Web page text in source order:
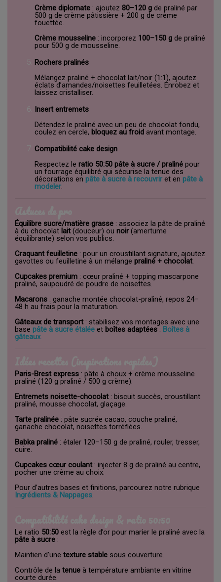
Crème diplomate : ajoutez 80–120 g de praliné par
500 g de crème pâtissière + 200 g de crème
fouettée.
Crème mousseline : incorporez 100–150 g de praliné
pour 500 g de mousseline.
Rochers pralinés
Mélangez praliné + chocolat lait/noir (1:1), ajoutez
éclats d’amandes/noisettes feuilletées. Enrobez et
laissez cristalliser.
Insert entremets
Détendez le praliné avec un peu de chocolat fondu,
coulez en cercle, bloquez au froid avant montage.
Compatibilité cake design
Respectez le ratio 50:50 pâte à sucre / praliné pour
un fourrage équilibré qui sécurise la tenue des
décorations en pâte à sucre à recouvrir et en pâte à
modeler
Équilibre sucre/matière grasse : associez la pâte de praliné
à du chocolat lait(douceur) ou noir(amertume
équilibrante) selon vos publics.
Craquant feuilletine : pour un croustillant signature, ajoutez
gavottes ou feuilletine à un mélange praliné + chocolat.
Cupcakes premium : cœur praliné + topping mascarpone
praliné, saupoudré de poudre de noisettes.
Macarons : ganache montée chocolat-praliné, repos 24–
48 h au frais pour la maturation.
Gâteaux de transport: stabilisez vos montages avec une
base pâte à sucre étalée et boîtes adaptées : Boîtes à
gâteaux.
Paris-Brest express : pâte à choux + crème mousseline
praliné (120 g praliné / 500 g crème).
Entremets noisette-chocolat: biscuit succès, croustillant
praliné, mousse chocolat, glaçage.
Tarte pralinée : pâte sucrée cacao, couche praliné,
ganache chocolat, noisettes torréfiées.
Babka praliné : étaler 120–150 g de praliné, rouler, tresser,
cuire.
Cupcakes cœur coulant: injecter 8 g de praliné au centre,
pocher une crème au choix.
Pour d’autres bases et finitions, parcourez notre rubrique
Ingrédients & Nappages
Le ratio 50:50 est la règle d’or pour marier le praliné avec la
pâte à sucre :
Maintien d’une texture stable sous couverture.
Contrôle de la tenue à température ambiante en vitrine
courte durée.